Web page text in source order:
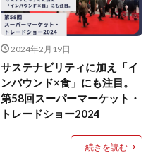
2024年2月19日
サステナビリティに加え「イ
ンバウンド×食」にも注目。
第58回スーパーマーケット・
トレードショー2024
続きを読む